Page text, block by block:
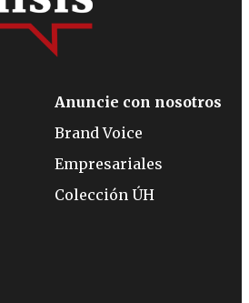
Anuncie con nosotros
Brand Voice
Empresariales
Colección ÚH